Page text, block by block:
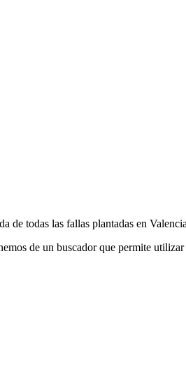
de todas las fallas plantadas en
de un buscador que permite